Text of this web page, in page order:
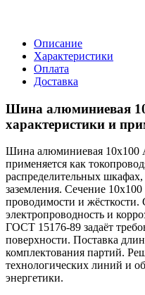
Описание
Характеристики
Оплата
Доставка
Шина алюминиевая
характеристики и
Шина алюминиевая
применяется как
распределительных
заземления. Сечение 10х100
проводимости и
электропроводность и
ГОСТ 15176-89 задаёт
поверхности. Поставка
комплектования партий.
технологических линий и
энергетики.